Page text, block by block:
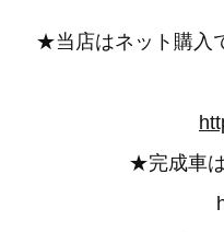
★当店はネット購入
★完成車